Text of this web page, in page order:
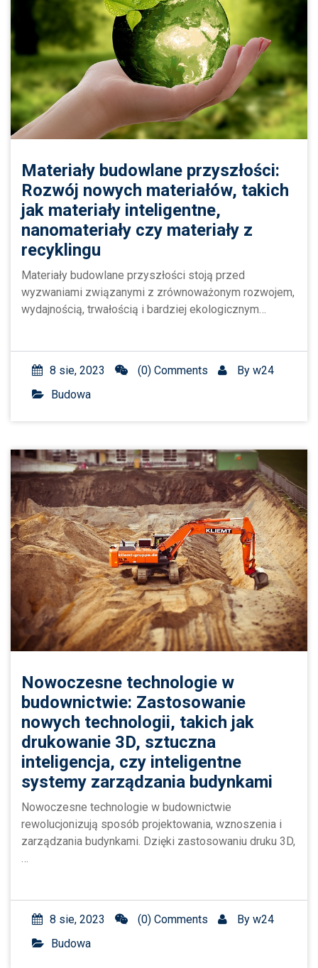
Materiały budowlane przyszłości:
Rozwój nowych materiałów, takich
jak materiały inteligentne,
nanomateriały czy materiały z
recyklingu
Materiały budowlane przyszłości stoją przed
wyzwaniami związanymi z zrównoważonym rozwojem,
wydajnością, trwałością i bardziej ekologicznym…
8 sie, 2023 (0) Comments By w24
Budowa
Nowoczesne technologie w
budownictwie: Zastosowanie
nowych technologii, takich jak
drukowanie 3D, sztuczna
inteligencja, czy inteligentne
systemy zarządzania budynkami
Nowoczesne technologie w budownictwie
rewolucjonizują sposób projektowania, wznoszenia i
zarządzania budynkami. Dzięki zastosowaniu druku 3D,
…
8 sie, 2023 (0) Comments By w24
Budowa